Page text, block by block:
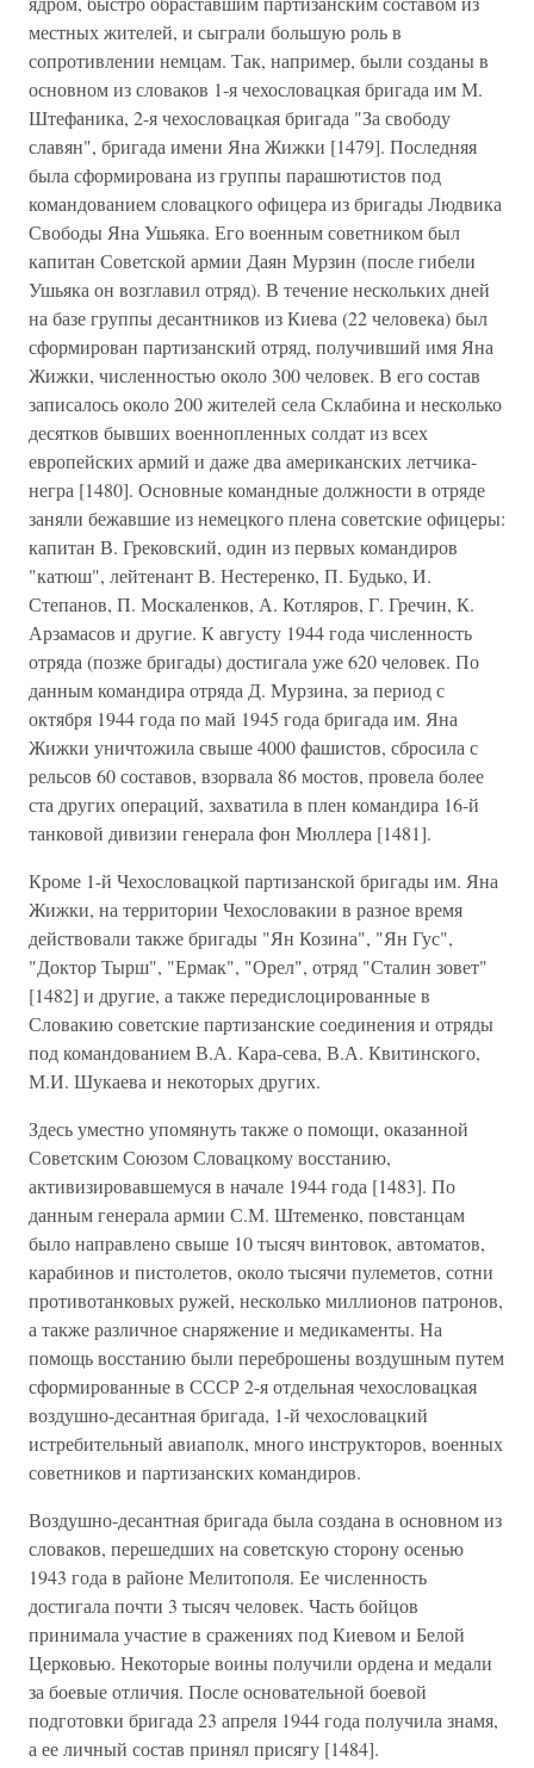
местных жителей, и сыграли большую роль в
сопротивлении немцам. Так, например, были созданы в
основном из словаков 1-я чехословацкая бригада им М.
Штефаника, 2-я чехословацкая бригада "За свободу
славян", бригада имени Яна Жижки [1479]. Последняя
была сформирована из группы парашютистов под
командованием словацкого офицера из бригады Людвика
Свободы Яна Ушьяка. Его военным советником был
капитан Советской армии Даян Мурзин (после гибели
Ушьяка он возглавил отряд). В течение нескольких дней
на базе группы десантников из Киева (22 человека) был
сформирован партизанский отряд, получивший имя Яна
Жижки, численностью около 300 человек. В его состав
записалось около 200 жителей села Склабина и несколько
десятков бывших военнопленных солдат из всех
европейских армий и даже два американских летчика-
негра [1480]. Основные командные должности в отряде
заняли бежавшие из немецкого плена советские офицеры:
капитан В. Грековский, один из первых командиров
"катюш", лейтенант В. Нестеренко, П. Будько, И.
Степанов, П. Москаленков, А. Котляров, Г. Гречин, К.
Арзамасов и другие. К августу 1944 года численность
отряда (позже бригады) достигала уже 620 человек. По
данным командира отряда Д. Мурзина, за период с
октября 1944 года по май 1945 года бригада им. Яна
Жижки уничтожила свыше 4000 фашистов, сбросила с
рельсов 60 составов, взорвала 86 мостов, провела более
ста других операций, захватила в плен командира 16-й
танковой дивизии генерала фон Мюллера [1481].
Кроме 1-й Чехословацкой партизанской бригады им. Яна
Жижки, на территории Чехословакии в разное время
действовали также бригады "Ян Козина", "Ян Гус",
"Доктор Тырш", "Ермак", "Орел", отряд "Сталин зовет"
[1482] и другие, а также передислоцированные в
Словакию советские партизанские соединения и отряды
под командованием В.А. Кара-сева, В.А. Квитинского,
М.И. Шукаева и некоторых других.
Здесь уместно упомянуть также о помощи, оказанной
Советским Союзом Словацкому восстанию,
активизировавшемуся в начале 1944 года [1483]. По
данным генерала армии С.М. Штеменко, повстанцам
было направлено свыше 10 тысяч винтовок, автоматов,
карабинов и пистолетов, около тысячи пулеметов, сотни
противотанковых ружей, несколько миллионов патронов,
а также различное снаряжение и медикаменты. На
помощь восстанию были переброшены воздушным путем
сформированные в СССР 2-я отдельная чехословацкая
воздушно-десантная бригада, 1-й чехословацкий
истребительный авиаполк, много инструкторов, военных
советников и партизанских командиров.
Воздушно-десантная бригада была создана в основном из
словаков, перешедших на советскую сторону осенью
1943 года в районе Мелитополя. Ее численность
достигала почти 3 тысяч человек. Часть бойцов
принимала участие в сражениях под Киевом и Белой
Церковью. Некоторые воины получили ордена и медали
за боевые отличия. После основательной боевой
подготовки бригада 23 апреля 1944 года получила знамя,
а ее личный состав принял присягу [1484].